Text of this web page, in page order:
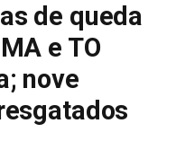
de queda
e TO
nove